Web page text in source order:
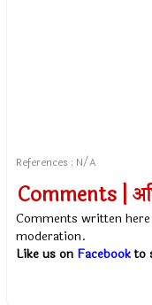
References : N/A
Comments |
Comments written
moderation.
Like us on Facebookto